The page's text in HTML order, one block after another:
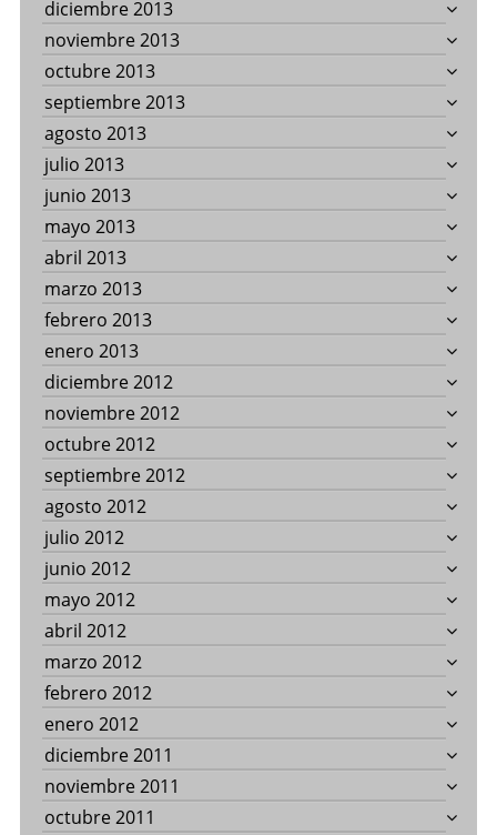
diciembre 2013
noviembre 2013
octubre 2013
septiembre 2013
agosto 2013
julio 2013
junio 2013
mayo 2013
abril 2013
marzo 2013
febrero 2013
enero 2013
diciembre 2012
noviembre 2012
octubre 2012
septiembre 2012
agosto 2012
julio 2012
junio 2012
mayo 2012
abril 2012
marzo 2012
febrero 2012
enero 2012
diciembre 2011
noviembre 2011
octubre 2011